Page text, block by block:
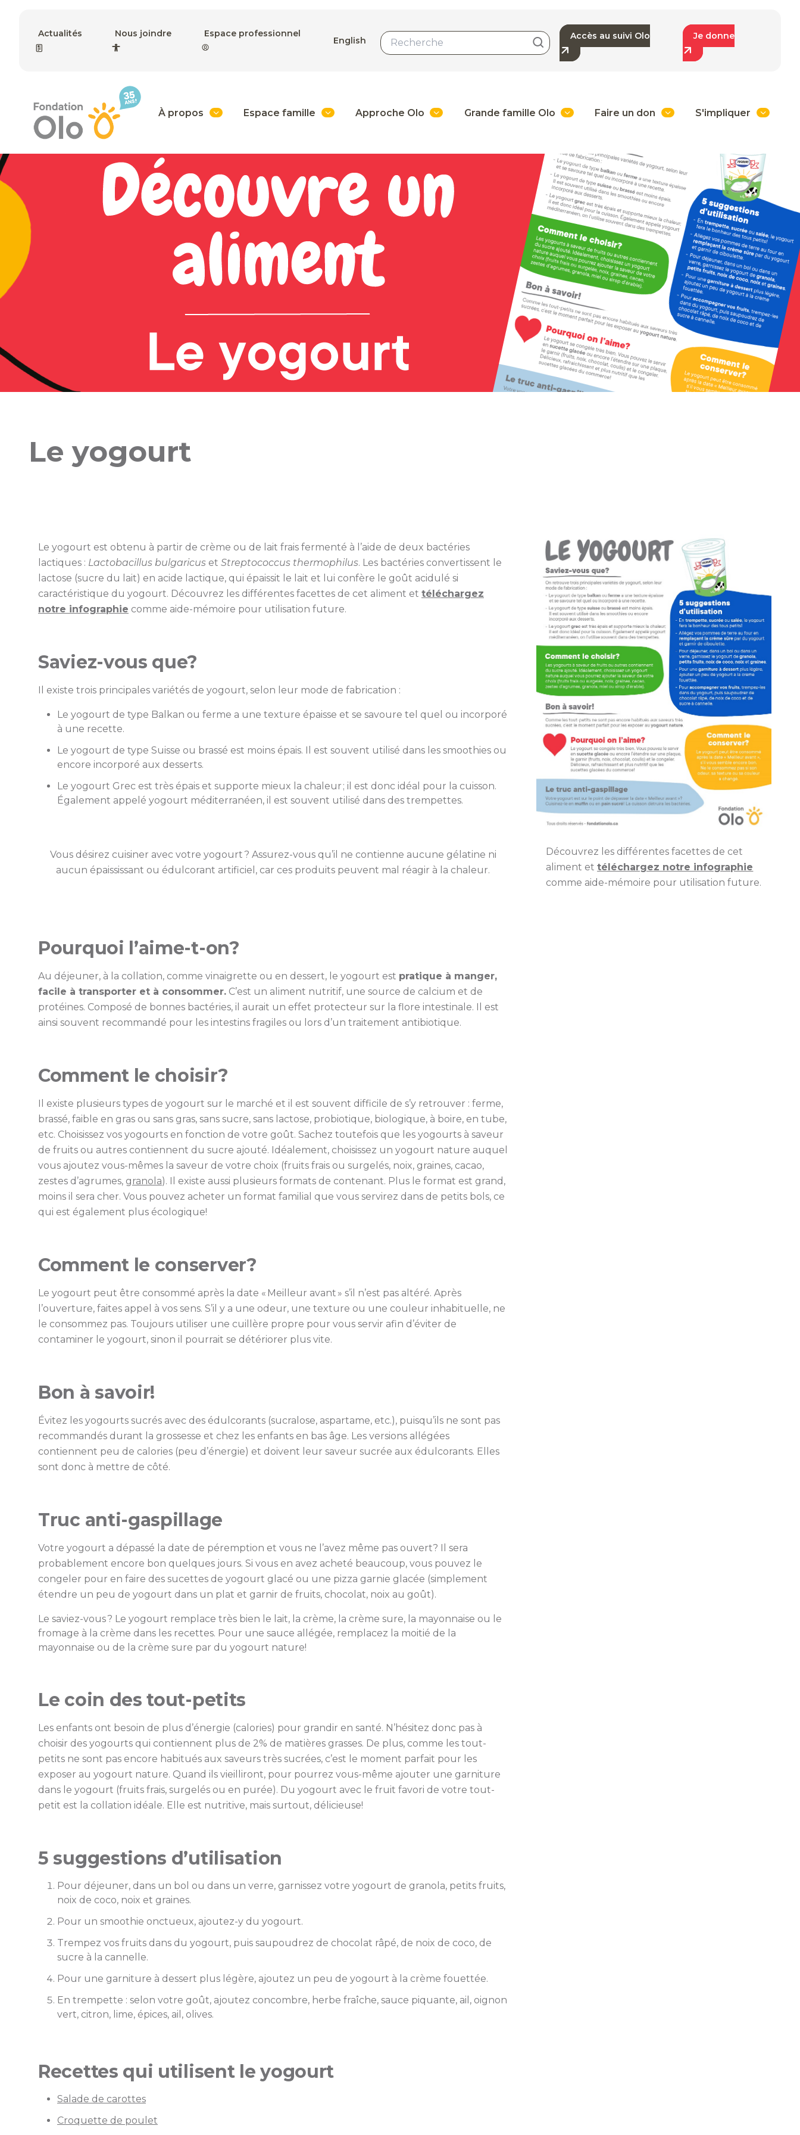
Actualités Nous joindre Espace professionnel
English Accès au suivi Olo Je donne
À propos Espace famille Approche Olo Grande famille Olo Faire un don S'impliquer
Le yogourt
Le yogourt est obtenu à partir de crème ou de lait frais fermenté à l’aide de deux bactéries
lactiques : Lactobacillus bulgaricus et Streptococcus thermophilus. Les bactéries convertissent le
lactose (sucre du lait) en acide lactique, qui épaissit le lait et lui confère le goût acidulé si
caractéristique du yogourt. Découvrez les différentes facettes de cet aliment et téléchargez
notre infographie comme aide-mémoire pour utilisation future.
Saviez-vous que?
Il existe trois principales variétés de yogourt, selon leur mode de fabrication :
Le yogourt de type Balkan ou ferme a une texture épaisse et se savoure tel quel ou incorporé
à une recette.
Le yogourt de type Suisse ou brassé est moins épais. Il est souvent utilisé dans les smoothies ou
encore incorporé aux desserts.
Le yogourt Grec est très épais et supporte mieux la chaleur ; il est donc idéal pour la cuisson.
Également appelé yogourt méditerranéen, il est souvent utilisé dans des trempettes.
Vous désirez cuisiner avec votre yogourt ? Assurez-vous qu’il ne contienne aucune gélatine ni
aucun épaississant ou édulcorant artificiel, car ces produits peuvent mal réagir à la chaleur.
Pourquoi l’aime-t-on?
Au déjeuner, à la collation, comme vinaigrette ou en dessert, le yogourt est pratique à manger,
facile à transporter et à consommer. C’est un aliment nutritif, une source de calcium et de
protéines. Composé de bonnes bactéries, il aurait un effet protecteur sur la flore intestinale. Il est
ainsi souvent recommandé pour les intestins fragiles ou lors d’un traitement antibiotique.
Comment le choisir?
Il existe plusieurs types de yogourt sur le marché et il est souvent difficile de s’y retrouver : ferme,
brassé, faible en gras ou sans gras, sans sucre, sans lactose, probiotique, biologique, à boire, en tube,
etc. Choisissez vos yogourts en fonction de votre goût. Sachez toutefois que les yogourts à saveur
de fruits ou autres contiennent du sucre ajouté. Idéalement, choisissez un yogourt nature auquel
vous ajoutez vous-mêmes la saveur de votre choix (fruits frais ou surgelés, noix, graines, cacao,
zestes d’agrumes, granola). Il existe aussi plusieurs formats de contenant. Plus le format est grand,
moins il sera cher. Vous pouvez acheter un format familial que vous servirez dans de petits bols, ce
qui est également plus écologique!
Comment le conserver?
Le yogourt peut être consommé après la date « Meilleur avant » s’il n’est pas altéré. Après
l’ouverture, faites appel à vos sens. S’il y a une odeur, une texture ou une couleur inhabituelle, ne
le consommez pas. Toujours utiliser une cuillère propre pour vous servir afin d’éviter de
contaminer le yogourt, sinon il pourrait se détériorer plus vite.
Bon à savoir!
Évitez les yogourts sucrés avec des édulcorants (sucralose, aspartame, etc.), puisqu’ils ne sont pas
recommandés durant la grossesse et chez les enfants en bas âge. Les versions allégées
contiennent peu de calories (peu d’énergie) et doivent leur saveur sucrée aux édulcorants. Elles
sont donc à mettre de côté.
Truc anti-gaspillage
Votre yogourt a dépassé la date de péremption et vous ne l’avez même pas ouvert? Il sera
probablement encore bon quelques jours. Si vous en avez acheté beaucoup, vous pouvez le
congeler pour en faire des sucettes de yogourt glacé ou une pizza garnie glacée (simplement
étendre un peu de yogourt dans un plat et garnir de fruits, chocolat, noix au goût).
Le saviez-vous ? Le yogourt remplace très bien le lait, la crème, la crème sure, la mayonnaise ou le
fromage à la crème dans les recettes. Pour une sauce allégée, remplacez la moitié de la
mayonnaise ou de la crème sure par du yogourt nature!
Le coin des tout-petits
Les enfants ont besoin de plus d’énergie (calories) pour grandir en santé. N’hésitez donc pas à
choisir des yogourts qui contiennent plus de 2% de matières grasses. De plus, comme les tout-
petits ne sont pas encore habitués aux saveurs très sucrées, c’est le moment parfait pour les
exposer au yogourt nature. Quand ils vieilliront, pour pourrez vous-même ajouter une garniture
dans le yogourt (fruits frais, surgelés ou en purée). Du yogourt avec le fruit favori de votre tout-
petit est la collation idéale. Elle est nutritive, mais surtout, délicieuse!
5 suggestions d’utilisation
Pour déjeuner, dans un bol ou dans un verre, garnissez votre yogourt de granola, petits fruits,
noix de coco, noix et graines.
Pour un smoothie onctueux, ajoutez-y du yogourt.
Trempez vos fruits dans du yogourt, puis saupoudrez de chocolat râpé, de noix de coco, de
sucre à la cannelle.
Pour une garniture à dessert plus légère, ajoutez un peu de yogourt à la crème fouettée.
En trempette : selon votre goût, ajoutez concombre, herbe fraîche, sauce piquante, ail, oignon
vert, citron, lime, épices, ail, olives.
Recettes qui utilisent le yogourt
Salade de carottes
Croquette de poulet
Découvrez les différentes facettes de cet
aliment ettéléchargez notre infographie
comme aide-mémoire pour utilisation future.